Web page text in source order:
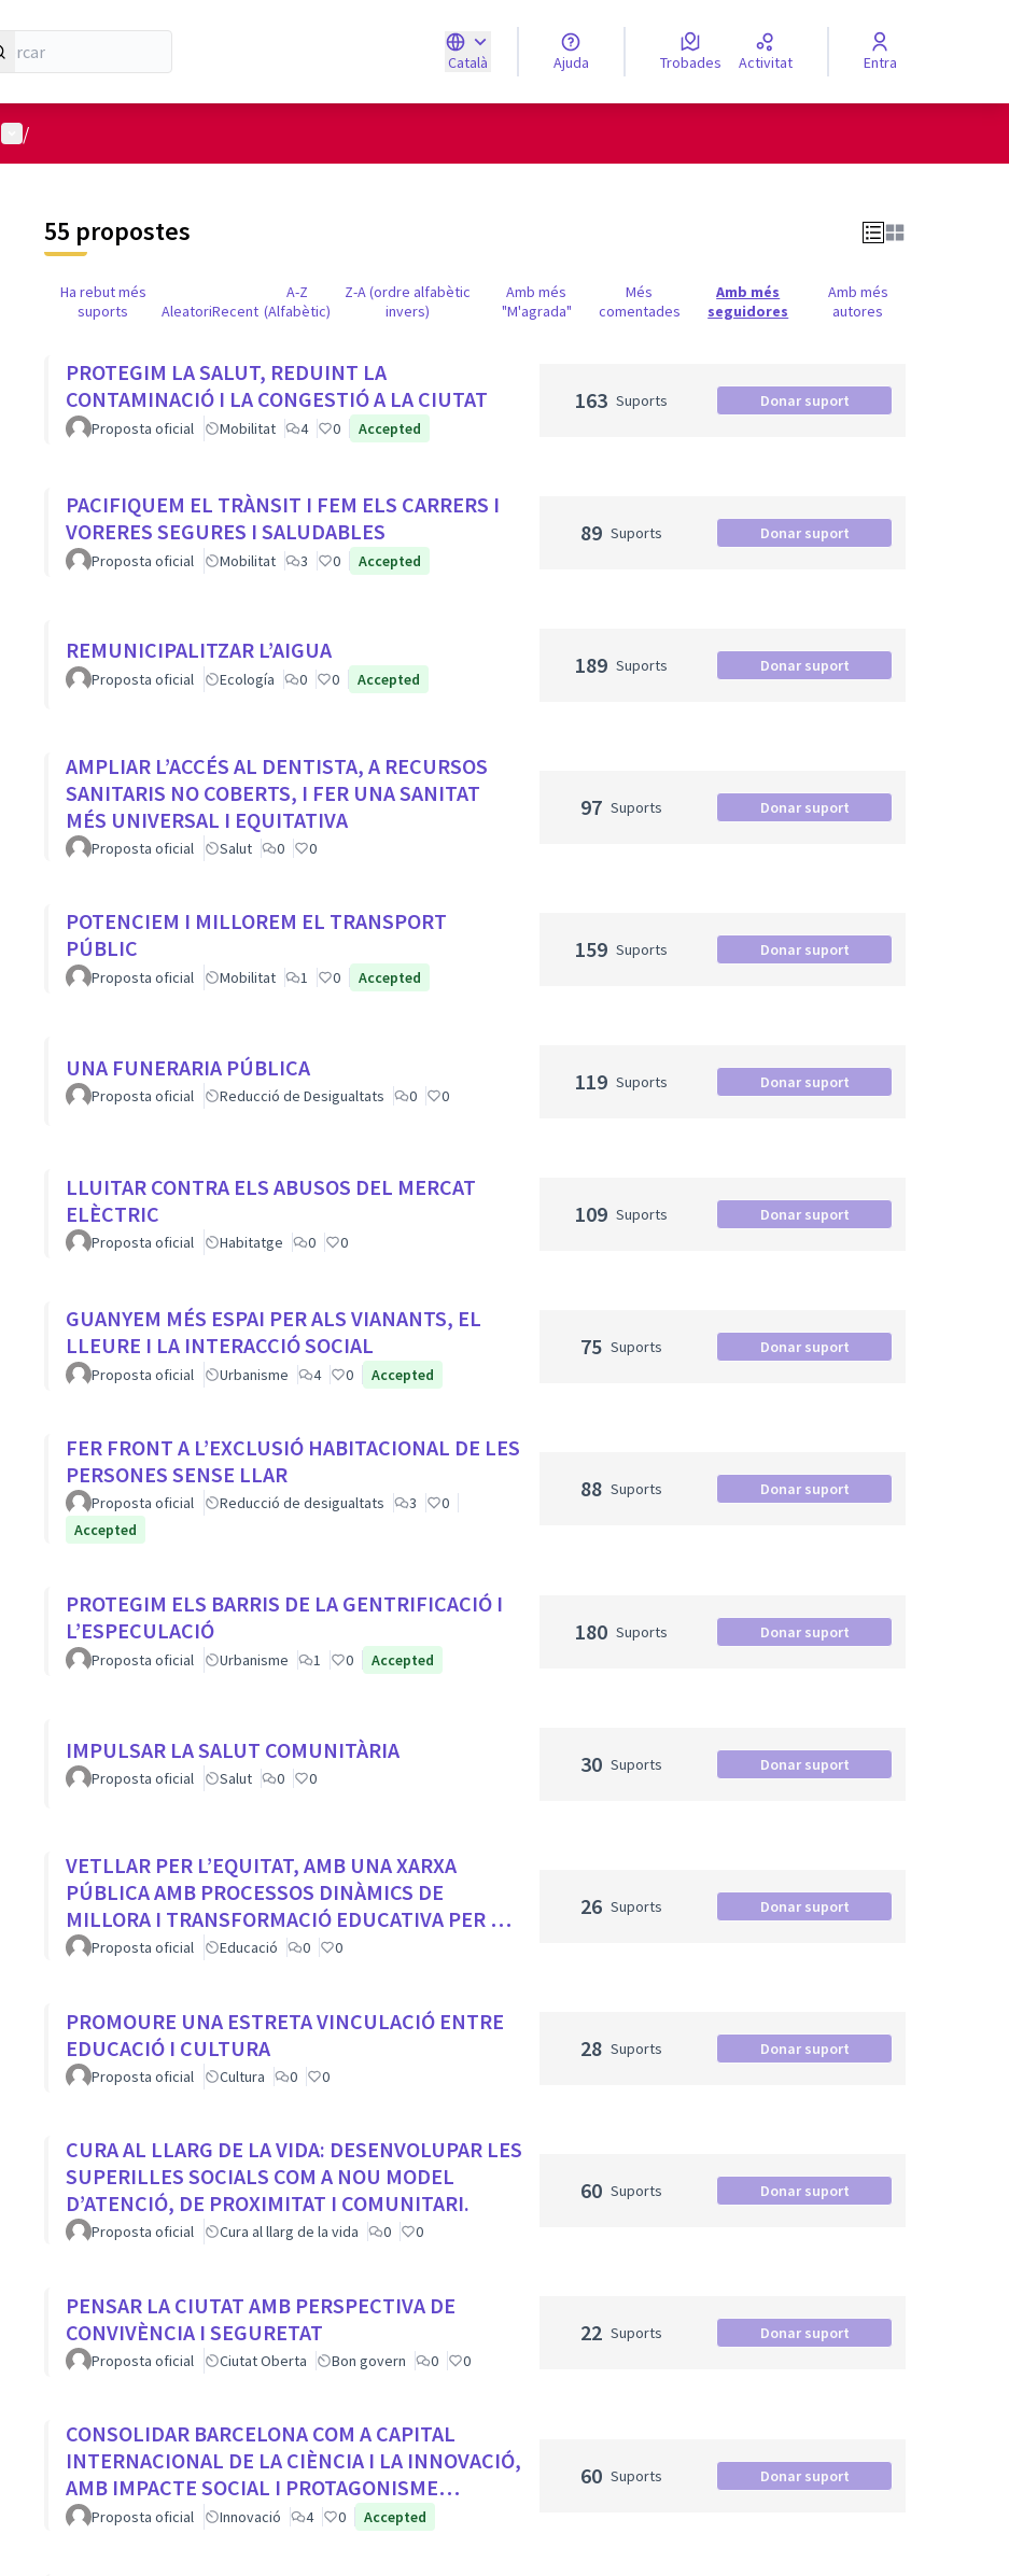
Català
Triar la llenguaElegir el idioma
Ajuda Trobades Activitat Entra
Menú d'usuari
/
55 propostes
Ha rebut més
suports
AleatoriRecent
A-Z
(Alfabètic)
Z-A (ordre alfabètic
invers)
Amb més
"M'agrada"
Més
comentades
Amb més
seguidores
Amb més
autores
PROTEGIM LA SALUT, REDUINT LA
CONTAMINACIÓ I LA CONGESTIÓ A LA CIUTAT
Proposta oficial Mobilitat 4 0 Accepted
163 Suports Donar suport
PACIFIQUEM EL TRÀNSIT I FEM ELS CARRERS I
VORERES SEGURES I SALUDABLES
Proposta oficial Mobilitat 3 0 Accepted
89 Suports Donar suport
REMUNICIPALITZAR L’AIGUA
Proposta oficial Ecología 0 0 Accepted
189 Suports Donar suport
AMPLIAR L’ACCÉS AL DENTISTA, A RECURSOS
SANITARIS NO COBERTS, I FER UNA SANITAT
MÉS UNIVERSAL I EQUITATIVA
Proposta oficial Salut 0 0
97 Suports Donar suport
POTENCIEM I MILLOREM EL TRANSPORT
PÚBLIC
Proposta oficial Mobilitat 1 0 Accepted
159 Suports Donar suport
UNA FUNERARIA PÚBLICA
Proposta oficial Reducció de Desigualtats 0 0
119 Suports Donar suport
LLUITAR CONTRA ELS ABUSOS DEL MERCAT
ELÈCTRIC
Proposta oficial Habitatge 0 0
109 Suports Donar suport
GUANYEM MÉS ESPAI PER ALS VIANANTS, EL
LLEURE I LA INTERACCIÓ SOCIAL
Proposta oficial Urbanisme 4 0 Accepted
75 Suports Donar suport
FER FRONT A L’EXCLUSIÓ HABITACIONAL DE LES
PERSONES SENSE LLAR
Proposta oficial Reducció de desigualtats 3
0
Accepted
88 Suports Donar suport
PROTEGIM ELS BARRIS DE LA GENTRIFICACIÓ I
L’ESPECULACIÓ
Proposta oficial Urbanisme 1 0 Accepted
180 Suports Donar suport
IMPULSAR LA SALUT COMUNITÀRIA
Proposta oficial Salut 0 0
30 Suports Donar suport
VETLLAR PER L’EQUITAT, AMB UNA XARXA
PÚBLICA AMB PROCESSOS DINÀMICS DE
MILLORA I TRANSFORMACIÓ EDUCATIVA PER A
TOTS ELS CENTRES DE LA CIUTAT
Proposta oficial Educació 0 0
26 Suports Donar suport
PROMOURE UNA ESTRETA VINCULACIÓ ENTRE
EDUCACIÓ I CULTURA
Proposta oficial Cultura 0 0
28 Suports Donar suport
CURA AL LLARG DE LA VIDA: DESENVOLUPAR LES
SUPERILLES SOCIALS COM A NOU MODEL
D’ATENCIÓ, DE PROXIMITAT I COMUNITARI.
Proposta oficial Cura al llarg de la vida 0 0
60 Suports Donar suport
PENSAR LA CIUTAT AMB PERSPECTIVA DE
CONVIVÈNCIA I SEGURETAT
Proposta oficial Ciutat Oberta Bon govern 0 0
22 Suports Donar suport
CONSOLIDAR BARCELONA COM A CAPITAL
INTERNACIONAL DE LA CIÈNCIA I LA INNOVACIÓ,
AMB IMPACTE SOCIAL I PROTAGONISME
CIUTADÀ
Proposta oficial Innovació 4 0 Accepted
60 Suports Donar suport